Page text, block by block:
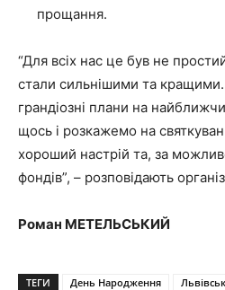
прощання.
“Для всіх нас це був не
стали сильнішими та
грандіозні плани на
щось і розкажемо на
хороший настрій та, за
фондів”, – розповідають
Роман МЕТЕЛЬСЬКИЙ
ТЕГИ День Народження